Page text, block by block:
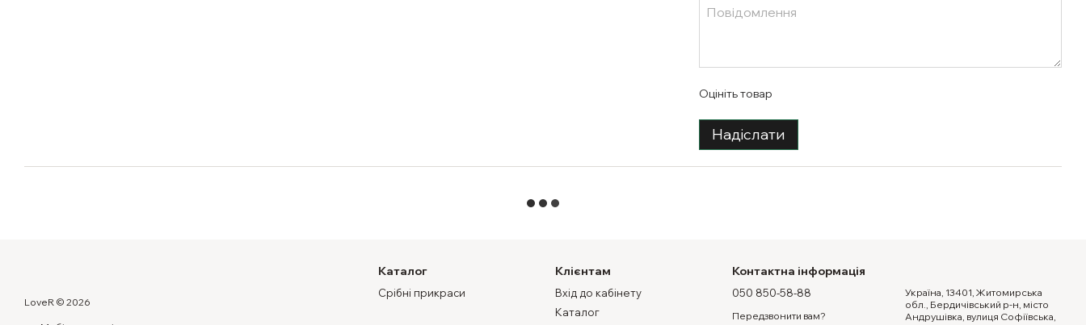
Оцініть товар
Надіслати
LoveR © 2026
Каталог
Срібні прикраси
Клієнтам
Вхід до кабінету
Каталог
Контактна інформація
050 850-58-88
Передзвонити вам?
Україна, 13401, Житомирська
обл., Бердичівський р-н, місто
Андрушівка, вулиця Софіївська,